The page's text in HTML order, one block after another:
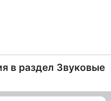
в раздел Звуковые